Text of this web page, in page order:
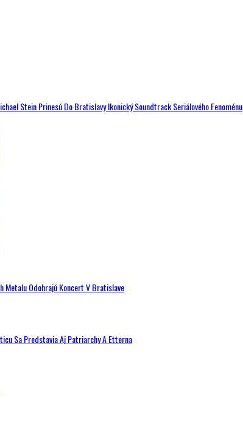
Stein Prinesú Do Bratislavy Ikonický Soundtrack Seriálového Fenoménu
Metalu Odohrajú Koncert V Bratislave
Sa Predstavia Aj Patriarchy A Etterna